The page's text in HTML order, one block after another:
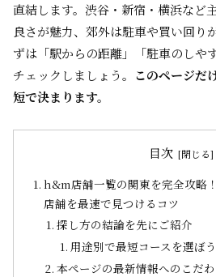
直結します。渋谷・新宿・横浜など
良さが魅力、郊外は駐車や買い回り
ずは「駅からの距離」「駐車のしや
チェックしましょう。 このページだ
短で決まります。
目次
h&m店舗一覧の関東を完全攻略
店舗を最速で見つけるコツ
探し方の結論を先にご紹介
用途別で最短コースを選ぼう
本ページの最新情報へのこだ